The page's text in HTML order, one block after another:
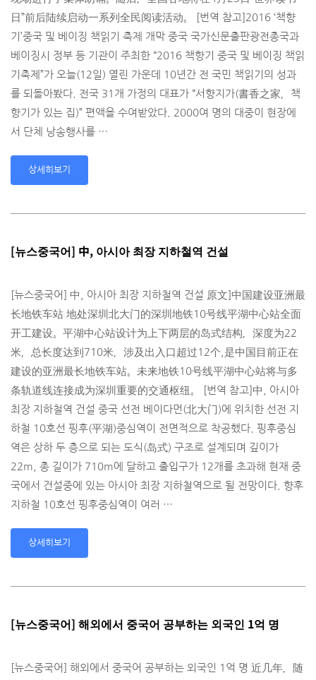
日”前后陆续启动一系列全民阅读活动。 [번역 참고]2016 ‘책향
기’중국 및 베이징 책읽기 축제 개막 중국 국가신문출판광전총국과
베이징시 정부 등 기관이 주최한 “2016 책향기 중국 및 베이징 책읽
기축제”가 오늘(12일) 열린 가운데 10년간 전 국민 책읽기의 성과
를 되돌아봤다. 전국 31개 가정의 대표가 “서향지가(書香之家，책
향기가 있는 집)” 편액을 수여받았다. 2000여 명의 대중이 현장에
서 단체 낭송행사를 …
상세히보기
[뉴스중국어] 中, 아시아 최장 지하철역 건설
[뉴스중국어] 中, 아시아 최장 지하철역 건설 原文]中国建设亚洲最
长地铁车站 地处深圳北大门的深圳地铁10号线平湖中心站全面
开工建设。平湖中心站设计为上下两层­的岛式结构，深度为22
米，总长度达到710米，涉及出入口超过12个,是中国目前正­在
建设的亚洲最长地铁车站。未来地铁10号线平湖中心站将与多
条轨道线连接成为深圳重­要的交通枢纽。 [번역 참고]中, 아시아
최장 지하철역 건설 중국 선전 베이다먼(北大门)에 위치한 선전 지
하철 10호선 핑후(平湖)중심역이 전면적으로 착공했다. 핑후중심
역은 상하 두 층으로 되는 도식(岛式) 구조로 설계되며 깊이가
22m, 총 길이가 710m에 달하고 출입구가 12개를 초과해 현재 중
국에서 건설중에 있는 아시아 최장 지하철역으로 될 전망이다. 향후
지하철 10호선 핑후중심역이 여러 …
상세히보기
[뉴스중국어] 해외에서 중국어 공부하는 외국인 1억 명
[뉴스중국어] 해외에서 중국어 공부하는 외국인 1억 명 近几年，随